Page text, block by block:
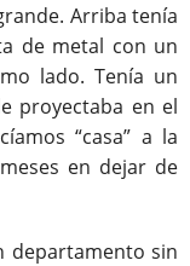
Arriba tenía
de metal con un
lado. Tenía un
proyectaba en el
“casa” a la
en dejar de
departamento sin